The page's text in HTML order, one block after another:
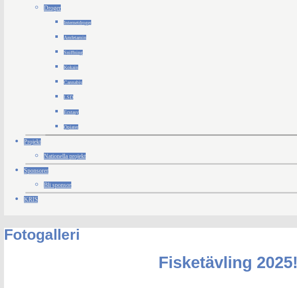
Droger
Internetdroger
Amfetamin
Sniffning
Kokain
Cannabis
LSD
Ecstasy
Opiater
Projekt
Nationella projekt
Sponsorer
Bli sponsor
KRIS
Fotogalleri
Fisketävling 2025!